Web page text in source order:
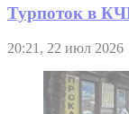
Турпоток в
20:21, 22 июл 2026